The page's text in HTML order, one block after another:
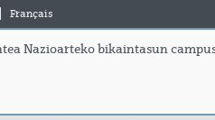
Français